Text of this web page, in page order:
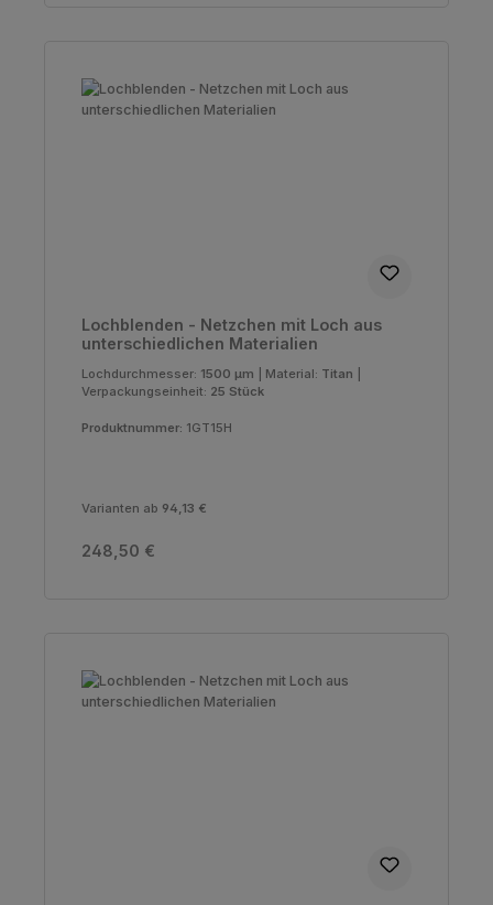
Lochblenden - Netzchen mit Loch aus
unterschiedlichen Materialien
Lochdurchmesser: 1500 µm Material: Titan
Verpackungseinheit: 25 Stück
Produktnummer: 1GT15H
Varianten ab 94,13 €
Regulärer Preis:
248,50 €